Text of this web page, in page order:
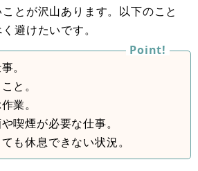
とが沢山あります。以下のこと
避けたいです。
。
と。
業。
喫煙が必要な仕事。
も休息できない状況。